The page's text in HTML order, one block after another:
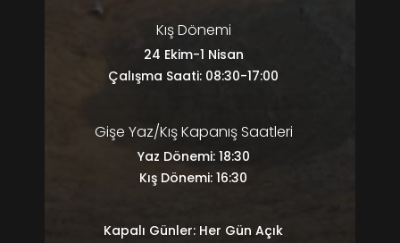
Kış Dönemi
24 Ekim-1 Nisan
Çalışma Saati: 08:30-17:00
Gişe Yaz/Kış Kapanış Saatleri
Yaz Dönemi: 18:30
Kış Dönemi: 16:30
Kapalı Günler: Her Gün Açık